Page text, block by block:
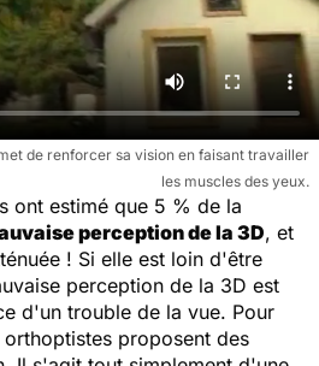
de renforcer sa vision en faisant travailler
les muscles des yeux.
ont estimé que 5 % de la
perception de la 3D, et
! Si elle est loin d'être
perception de la 3D est
d'un trouble de la vue. Pour
proposent des